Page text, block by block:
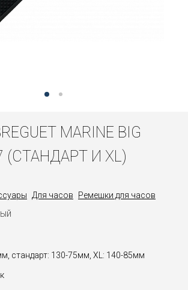
MARINE BIG
(СТАНДАРТ И XL)
Для часов Ремешки для часов
стандарт: 130-75мм, XL: 140-85мм